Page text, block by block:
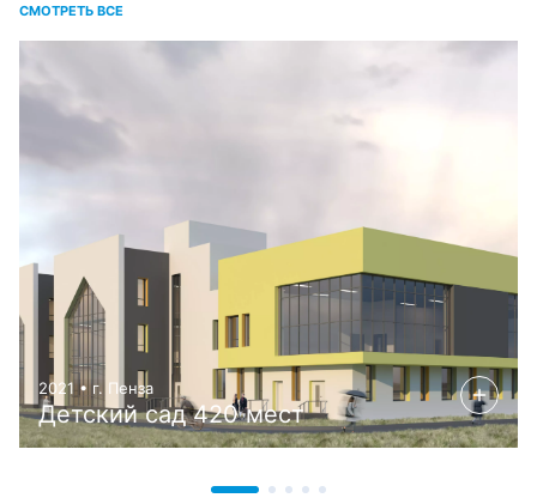
СМОТРЕТЬ ВСЕ
2021 • г. Пенза
Детский сад 420 мест